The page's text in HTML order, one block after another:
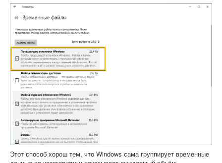
Этот способ хорош тем, что Windows сама группирует временные